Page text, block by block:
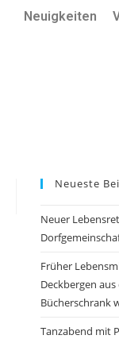
Neuigkeiten
Neueste
Neuer
Früher
Deckbergen
Bücherschrank
Tanzabend mit